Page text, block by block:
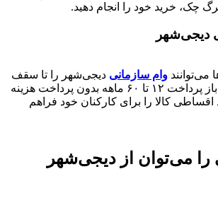
چک، خرید خود را انجام دهید.
دیجی‌شهر
وام سازمانی دیجی‌شهر را تا سقف
پرداخت ۱۲ تا ۶۰
ماهه بدون پرداخت هزینه
اقساطی کالا را برای کارکنان خود فراهم
می‌توان از دیجی‌شهر